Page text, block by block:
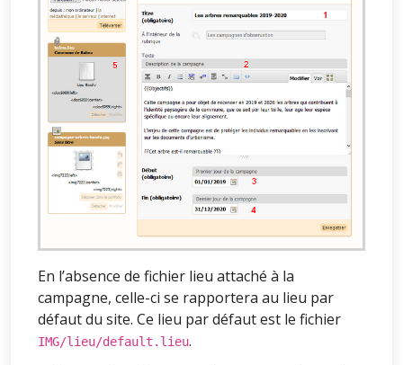
En l’absence de fichier lieu attaché à la
campagne, celle-ci se rapportera au lieu par
défaut du site. Ce lieu par défaut est le fichier
IMG/lieu/default.lieu.